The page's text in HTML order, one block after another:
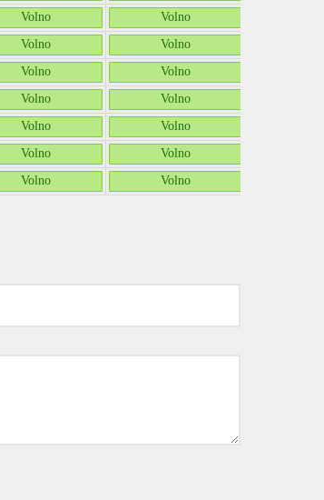
Volno
Volno
Volno
Volno
Volno
Volno
Volno
Volno
Volno
Volno
Volno
Volno
Volno
Volno